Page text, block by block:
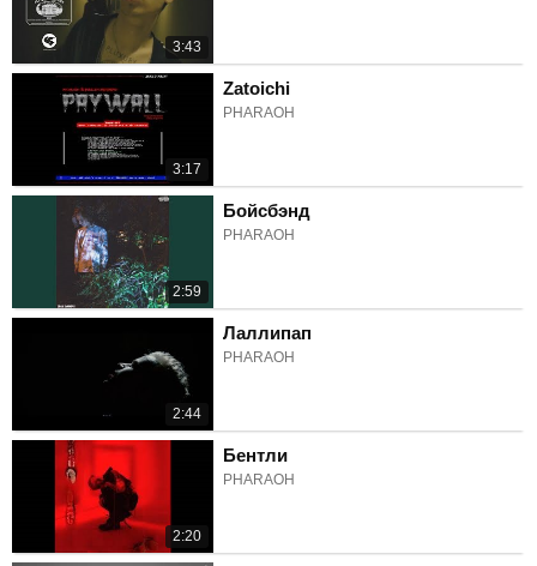
3:43
3:17
Zatoichi
PHARAOH
2:59
Бойсбэнд
PHARAOH
2:44
Лаллипап
PHARAOH
2:20
Бентли
PHARAOH